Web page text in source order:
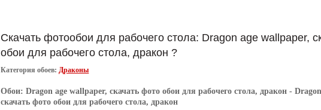
Скачать фотообои для рабочего стола: Dragon age wallpaper,
обои для рабочего стола, дракон ?
Категория обоев:Драконы
Обои:Dragon age wallpaper, скачать фото обои для рабочего стола, дракон -
скачать фото обои для рабочего стола, дракон